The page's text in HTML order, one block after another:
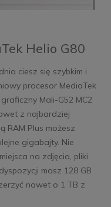
Helio G80
ciesz się szybkim i
procesor MediaTek
Mali-G52 MC2
z najbardziej
RAM Plus możesz
gigabajty. Nie
na zdjęcia, pliki
masz 128 GB
nawet o 1 TB z